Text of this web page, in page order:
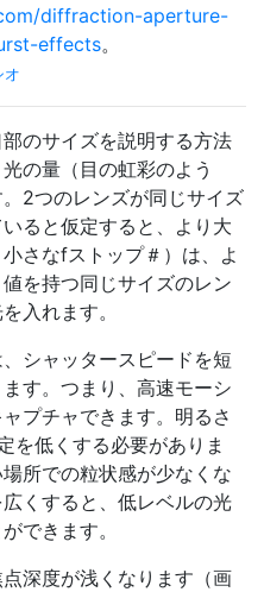
diffraction-aperture-
effects。
オ
のサイズを説明する方法
の量（目の虹彩のよう
2つのレンズが同じサイズ
ると仮定すると、より大
さなfストップ＃）は、よ
を持つ同じサイズのレン
入れます。
シャッタースピードを短
す。つまり、高速モーシ
プチャできます。明るさ
を低くする必要がありま
所での粒状感が少なくな
くすると、低レベルの光
できます。
深度が浅くなります（画